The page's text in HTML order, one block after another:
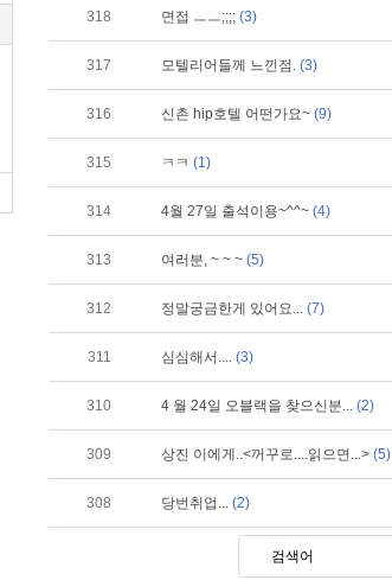
318 면접 ㅡㅡ;;;; (3)
317 모텔리어들께 느낀점. (3)
316 신촌 hip호텔 어떤가요~ (9)
315 ㅋㅋ (1)
314 4월 27일 출석이용~^^~ (4)
313 여러분, ~ ~ ~ (5)
312 정말궁금한게 있어요... (7)
311 심심해서.... (3)
310 4 월 24일 오블랙을 찾으신분... (2)
309 상진 이에게..<꺼꾸로....읽으면...> (5)
308 당번취업... (2)